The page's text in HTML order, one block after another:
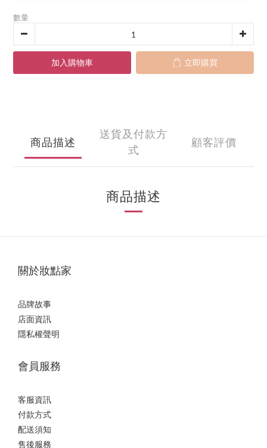
數量
加入購物車 立即購買
商品描述
送貨及付款方
式
顧客評價
商品描述
關於妝點家
品牌故事
店面資訊
隱私權聲明
會員服務
客服資訊
付款方式
配送須知
售後服務